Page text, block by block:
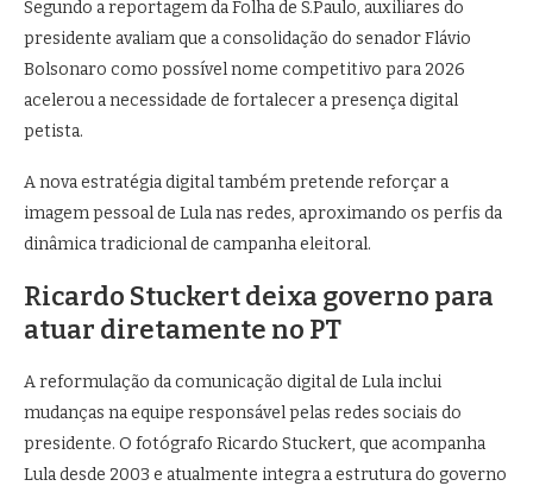
Segundo a reportagem da Folha de S.Paulo, auxiliares do
presidente avaliam que a consolidação do senadorFlávio
Bolsonaro como possível nome competitivo para 2026
acelerou a necessidade de fortalecer a presença digital
petista.
A nova estratégia digital também pretende reforçar a
imagem pessoal de Lula nas redes, aproximando os perfis da
dinâmica tradicional de campanha eleitoral.
Ricardo Stuckert deixa governo para
atuar diretamente no PT
A reformulação da comunicação digital de Lula inclui
mudanças na equipe responsável pelas redes sociais do
presidente. O fotógrafo Ricardo Stuckert, que acompanha
Lula desde 2003 e atualmente integra a estrutura do governo